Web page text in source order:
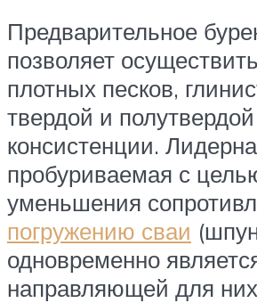
Предварительное
позволяет
плотных песков,
твердой и полутвердой
консистенции.
пробуриваемая с
уменьшения
погружению сваи
одновременно
направляющей для них